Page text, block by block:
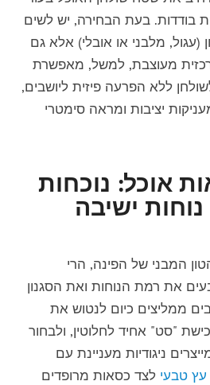
בודדות. בעת הבחירה, יש לשים
מלבני או אובלי) אלא גם
מעוצבת, למשל, מאפשרת
ללא הפרעה פיזית ליושבים,
יציבות ומראה סימטרי
אוכל: נוכחות
ישיבה
המבני של הפינה, הרי
את רמת הנוחות ואת הסגנון
ממליצים כיום לנטוש את
"סט" אחיד לחלוטין, ולבחור
ניגודיות מעניינת עם
טבעילצד כסאות מרופדים